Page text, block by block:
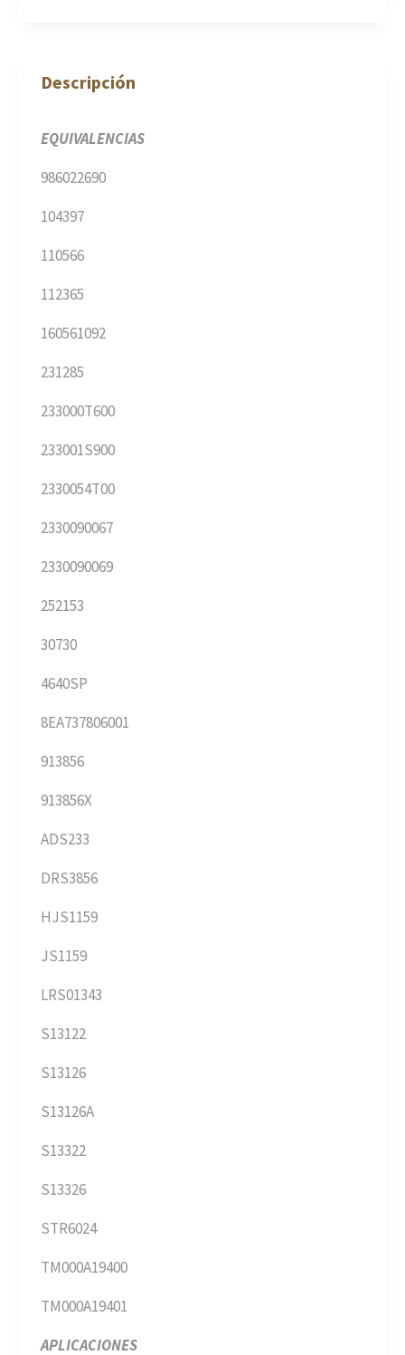
Descripción
EQUIVALENCIAS
986022690
104397
110566
112365
160561092
231285
233000T600
233001S900
2330054T00
2330090067
2330090069
252153
30730
4640SP
8EA737806001
913856
913856X
ADS233
DRS3856
HJS1159
JS1159
LRS01343
S13122
S13126
S13126A
S13322
S13326
STR6024
TM000A19400
TM000A19401
APLICACIONES